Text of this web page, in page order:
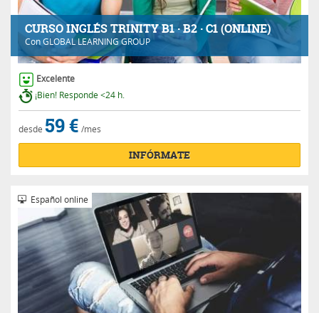
CURSO INGLÉS TRINITY B1 · B2 · C1 (ONLINE)
ConGLOBAL LEARNING GROUP
Excelente
¡Bien! Responde <24 h.
desde 59 € /mes
INFÓRMATE
Español online